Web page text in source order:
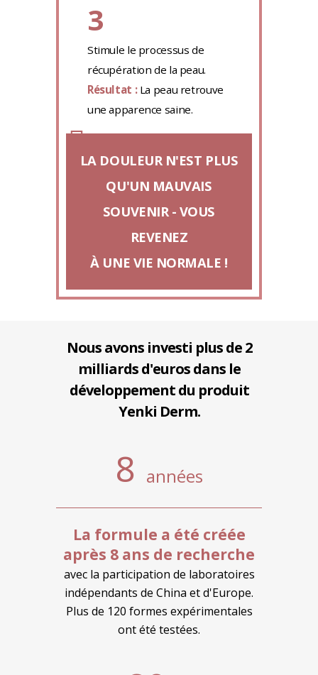
3
Stimule le processus de
récupération de la peau.
Résultat : La peau retrouve
une apparence saine.
LA DOULEUR N'EST PLUS
QU'UN MAUVAIS
SOUVENIR - VOUS
REVENEZ
À UNE VIE NORMALE !
Nous avons investi plus de 2
milliards d'euros dans le
développement du produit
Yenki Derm.
8 années
La formule a été créée
après 8 ans de recherche
avec la participation de laboratoires
indépendants de China et d'Europe.
Plus de 120 formes expérimentales
ont été testées.